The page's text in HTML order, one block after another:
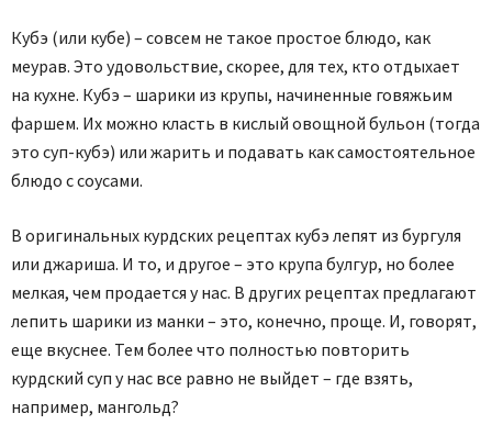
Кубэ (или кубе) – совсем не такое простое блюдо, как
меурав. Это удовольствие, скорее, для тех, кто отдыхает
на кухне. Кубэ – шарики из крупы, начиненные говяжьим
фаршем. Их можно класть в кислый овощной бульон (тогда
это суп-кубэ) или жарить и подавать как самостоятельное
блюдо с соусами.
В оригинальных курдских рецептах кубэ лепят из бургуля
или джариша. И то, и другое – это крупа булгур, но более
мелкая, чем продается у нас. В других рецептах предлагают
лепить шарики из манки – это, конечно, проще. И, говорят,
еще вкуснее. Тем более что полностью повторить
курдский суп у нас все равно не выйдет – где взять,
например, мангольд?